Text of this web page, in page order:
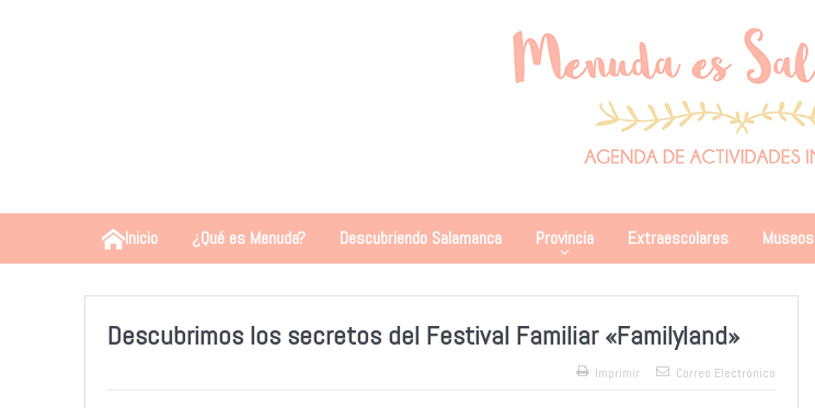
Inicio ¿Qué es Menuda? Descubriendo Salamanca Provincia Extraescolares Museos
Descubrimos los secretos del Festival Familiar «Familyland»
Imprimir Correo Electrónico